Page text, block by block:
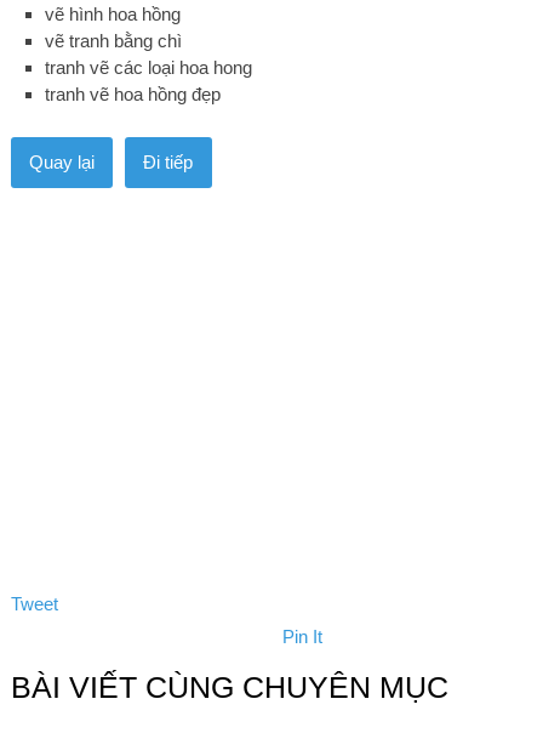
vẽ hình hoa hồng
vẽ tranh bằng chì
tranh vẽ các loại hoa hong
tranh vẽ hoa hồng đẹp
Quay lại Đi tiếp
Tweet
Pin It
BÀI VIẾT CÙNG CHUYÊN MỤC